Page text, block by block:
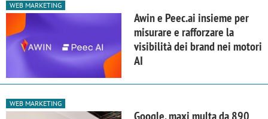
WEB MARKETING
Awin e Peec.ai insieme per
misurare e rafforzare la
visibilità dei brand nei motori
AI
WEB MARKETING